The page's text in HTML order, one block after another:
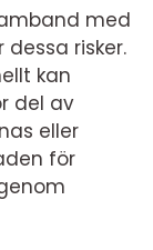
med
risker.
kan
del av
eller
för